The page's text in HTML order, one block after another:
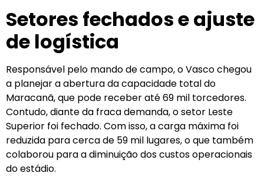
Setores fechados e ajuste
de logística
Responsável pelo mando de campo, o Vasco chegou
a planejar a abertura da capacidade total do
Maracanã, que pode receber até 69 mil torcedores.
Contudo, diante da fraca demanda, o setor Leste
Superior foi fechado. Com isso, a carga máxima foi
reduzida para cerca de 59 mil lugares, o que também
colaborou para a diminuição dos custos operacionais
do estádio.